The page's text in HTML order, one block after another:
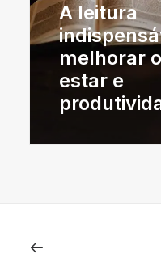
A leitura
melhorar
estar e